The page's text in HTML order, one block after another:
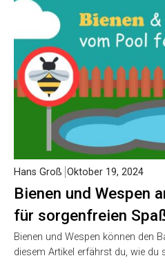
Bienen und Wespen
für sorgenfreien
Hans Groß Oktober 19, 2024
Bienen und Wespen können den
diesem Artikel erfährst du, wie du